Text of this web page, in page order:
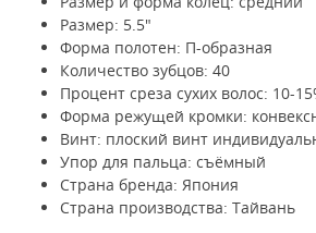
Размер: 5.5"
Форма полотен: П-образная
Количество зубцов: 40
Процент среза сухих волос: 10-
Форма режущей кромки:
Винт: плоский винт
Упор для пальца: съёмный
Страна бренда: Япония
Страна производства: Тайвань